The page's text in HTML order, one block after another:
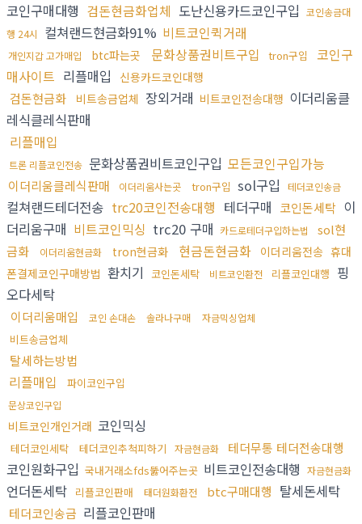
코인구매대행 검돈현금화업체 도난신용카드코인구입 코인송금대
행 24시
컬쳐랜드현금화91% 비트코인퀵거래
개인지갑 고가매입 btc파는곳 문화상품권비트구입 tron구입
코인구
매사이트 리플매입 신용카드코인대행
검돈현금화 비트송금업체 장외거래 비트코인전송대행 이더리움클
레식클레식판매
리플매입
트론 리플코인전송 문화상품권비트코인구입 모든코인구입가능
이더리움클레식판매 이더리움사는곳 tron구입 sol구입 테더코인송금
컬쳐랜드테더전송 trc20코인전송대행 테더구매 코인돈세탁 이
더리움구매 비트코인믹싱 trc20 구매 카드로테더구입하는법
sol현
금화
이더리움현금화 tron현금화 현금돈현금화 이더리움전송 휴대
폰결제코인구매방법 환치기 코인돈세탁 비트코인환전 리플코인대행 핑
오다세탁
이더리움매입 코인 손대손 솔라나구매 자금믹싱업체
비트송금업체
탈세하는방법
리플매입 파이코인구입
문상코인구입
비트코인개인거래 코인믹싱
테더코인세탁 테더코인추척피하기 자금현금화 테더무통 테더전송대행
코인원화구입 국내거래소fds뚫어주는곳 비트코인전송대행 자금현금화
언더돈세탁 리플코인판매 태더원화환전 btc구매대행 탈세돈세탁
테더코인송금 리플코인판매